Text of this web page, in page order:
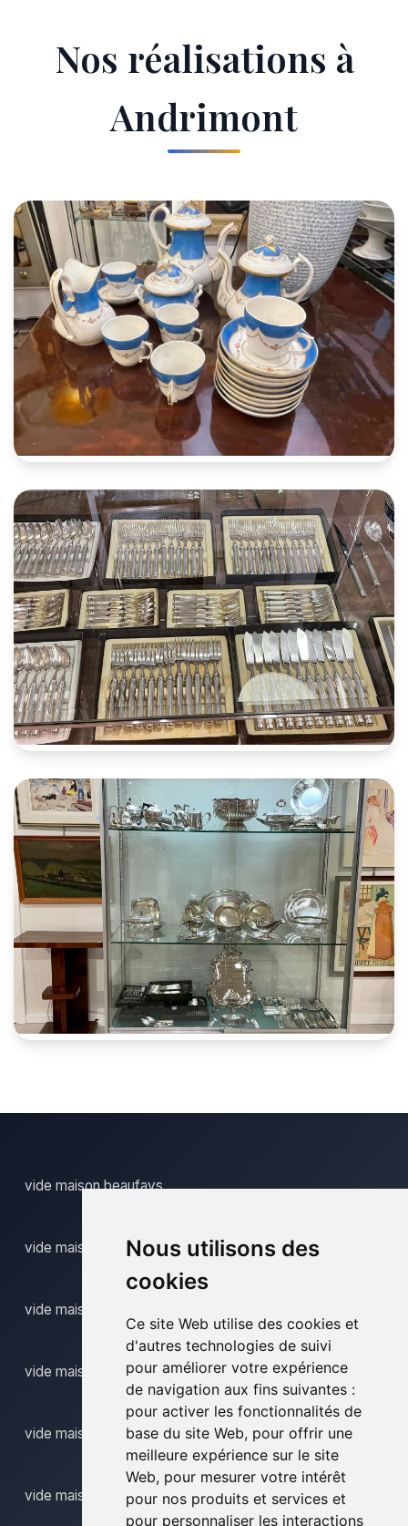
Nous utilisons des
cookies
Ce site Web utilise des cookies et
d'autres technologies de suivi
pour améliorer votre expérience
de navigation aux fins suivantes :
pour activer les fonctionnalités de
base du site Web, pour offrir une
meilleure expérience sur le site
Web, pour mesurer votre intérêt
pour nos produits et services et
pour personnaliser les interactions
Nos réalisations à
Andrimont
vide maison beaufays
vide maison bodegnee
vide maison bressoux
vide maison comblain au pont
vide maison donceel
vide maison eben emael